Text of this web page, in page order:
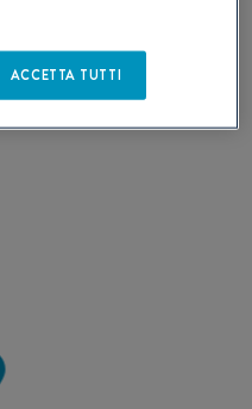
ACCETTA TUTTI